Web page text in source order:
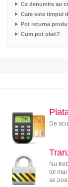
Ce denumire au
Care este timpul
Pot returna
Cum pot plati?
De
Nu
tot
se